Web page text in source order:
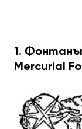
1.
Mercurial